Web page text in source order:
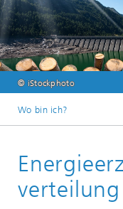
© iStockphoto
Wo bin ich?
Abteilungen und
verteilung